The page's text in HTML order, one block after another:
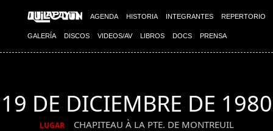
AGENDA HISTORIA INTEGRANTES REPERTORIO
GALERÍA DISCOS VIDEOS/AV LIBROS DOCS PRENSA
19 DE DICIEMBRE DE 1980
LUGAR CHAPITEAU À LA PTE. DE MONTREUIL